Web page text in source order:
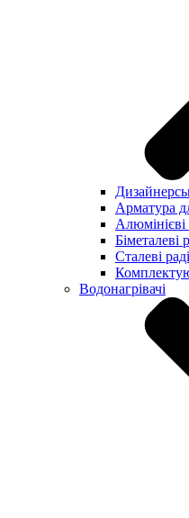
Арматура
Алюмінієві
Біметалеві
Сталеві
Водонагрівачі